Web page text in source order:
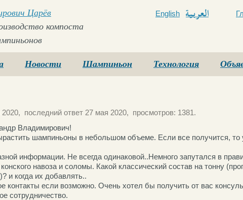
Царёв
компоста
English
Новости Шампиньон Технология
последний ответ 27 мая 2020, просмотров: 1381.
Владимирович!
шампиньоны в небольшом объеме. Если все получится, то
информации. Не всегда одинаковой..Немного запутался в
навоза и соломы. Какой классический состав на тонну
и когда их добавлять..
контакты если возможно. Очень хотел бы получить от вас
сотрудничество.